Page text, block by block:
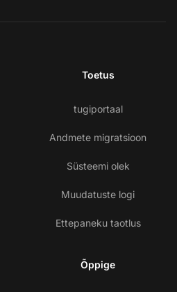
Toetus
tugiportaal
Andmete migratsioon
Süsteemi olek
Muudatuste logi
Ettepaneku taotlus
Õppige